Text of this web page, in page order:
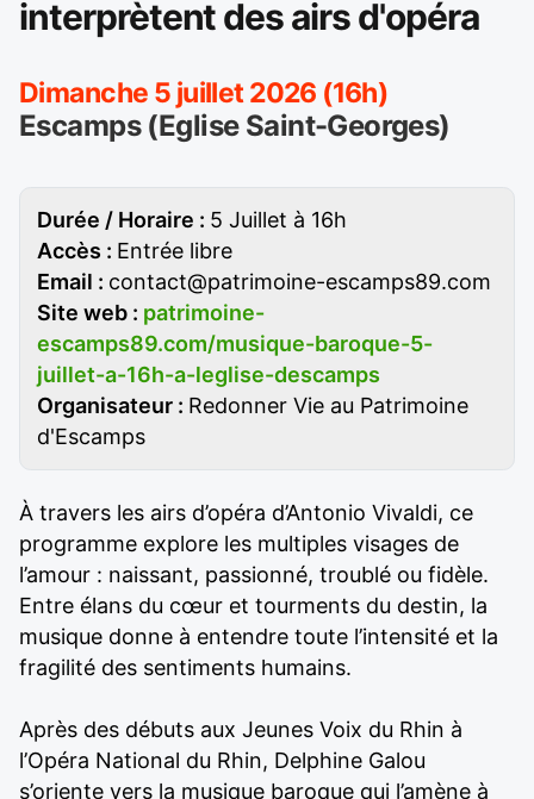
interprètent des airs d'opéra
Dimanche 5 juillet 2026 (16h)
Escamps (Eglise Saint-Georges)
Durée / Horaire : 5 Juillet à 16h
Accès : Entrée libre
Email : contact@patrimoine-escamps89.com
Site web : patrimoine-
escamps89.com/musique-baroque-5-
juillet-a-16h-a-leglise-descamps
Organisateur : Redonner Vie au Patrimoine
d'Escamps
À travers les airs d’opéra d’Antonio Vivaldi, ce
programme explore les multiples visages de
l’amour : naissant, passionné, troublé ou fidèle.
Entre élans du cœur et tourments du destin, la
musique donne à entendre toute l’intensité et la
fragilité des sentiments humains.
Après des débuts aux Jeunes Voix du Rhin à
l’Opéra National du Rhin, Delphine Galou
s’oriente vers la musique baroque qui l’amène à